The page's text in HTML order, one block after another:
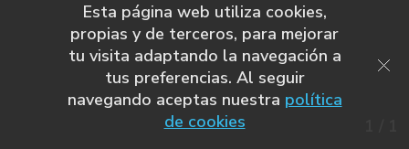
Esta página web utiliza cookies,
propias y de terceros, para mejorar
tu visita adaptando la navegación a
tus preferencias. Al seguir
navegando aceptas nuestra política
de cookies